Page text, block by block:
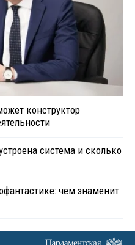
конструктор
система и сколько
чем знаменит